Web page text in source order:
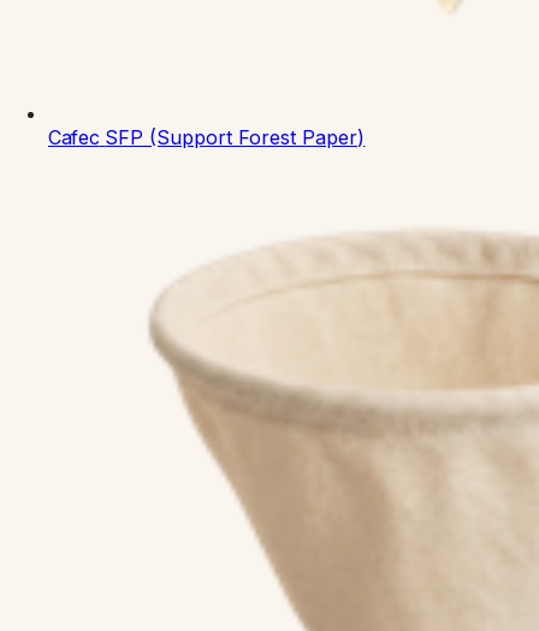
Cafec SFP (Support Forest Paper)